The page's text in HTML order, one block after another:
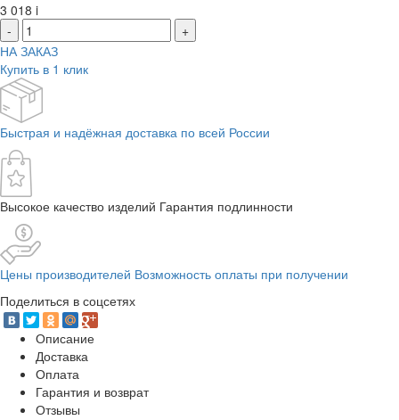
3 018 i
-
+
НА ЗАКАЗ
Купить в 1 клик
Быстрая и надёжная доставка по всей России
Высокое качество изделий Гарантия подлинности
Цены производителей Возможность оплаты при получении
Поделиться в соцсетях
Описание
Доставка
Оплата
Гарантия и возврат
Отзывы